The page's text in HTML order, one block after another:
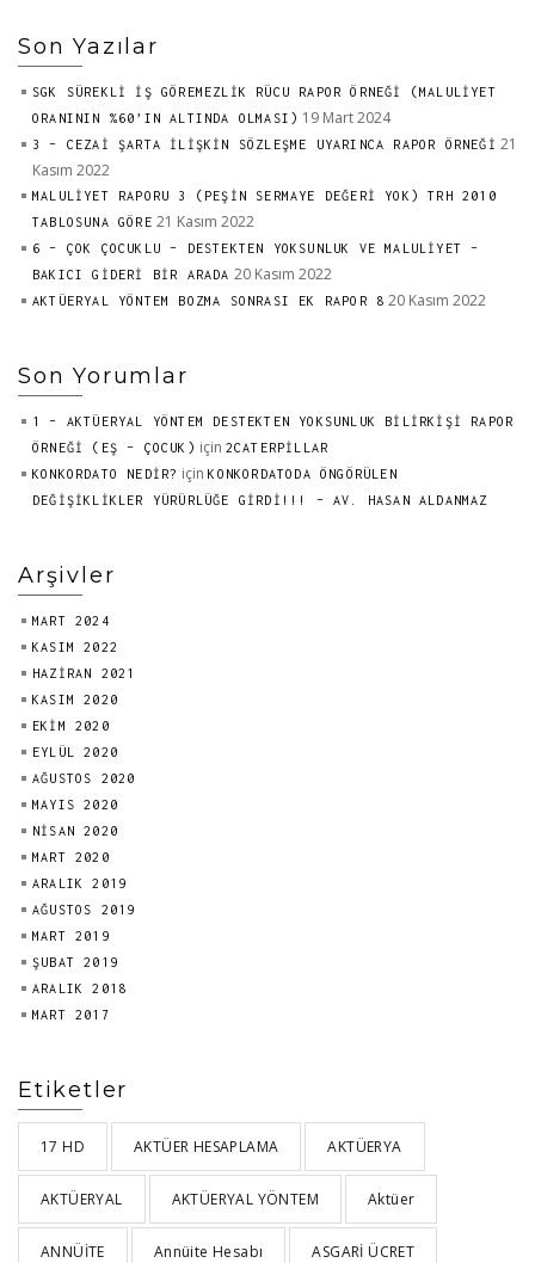
Son Yazılar
SGK SÜREKLİ İŞ GÖREMEZLİK RÜCU RAPOR ÖRNEĞİ (MALULİYET
ORANININ %60’IN ALTINDA OLMASI) 19 Mart 2024
3 – CEZAİ ŞARTA İLİŞKİN SÖZLEŞME UYARINCA RAPOR ÖRNEĞİ 21
Kasım 2022
MALULİYET RAPORU 3 (PEŞİN SERMAYE DEĞERİ YOK) TRH 2010
TABLOSUNA GÖRE 21 Kasım 2022
6 – ÇOK ÇOCUKLU – DESTEKTEN YOKSUNLUK VE MALULİYET –
BAKICI GİDERİ BİR ARADA 20 Kasım 2022
AKTÜERYAL YÖNTEM BOZMA SONRASI EK RAPOR 8 20 Kasım 2022
Son Yorumlar
1 – AKTÜERYAL YÖNTEM DESTEKTEN YOKSUNLUK BİLİRKİŞİ RAPOR
ÖRNEĞİ (EŞ – ÇOCUK) için 2CATERPILLAR
KONKORDATO NEDİR? içinKONKORDATODA ÖNGÖRÜLEN
DEĞİŞİKLİKLER YÜRÜRLÜĞE GİRDİ!!! – AV. HASAN ALDANMAZ
Arşivler
MART 2024
KASIM 2022
HAZIRAN 2021
KASIM 2020
EKIM 2020
EYLÜL 2020
AĞUSTOS 2020
MAYIS 2020
NISAN 2020
MART 2020
ARALIK 2019
AĞUSTOS 2019
MART 2019
ŞUBAT 2019
ARALIK 2018
MART 2017
Etiketler
17 HD AKTÜER HESAPLAMA AKTÜERYA
AKTÜERYAL AKTÜERYAL YÖNTEM Aktüer
ANNÜİTE Annüite Hesabı ASGARİ ÜCRET